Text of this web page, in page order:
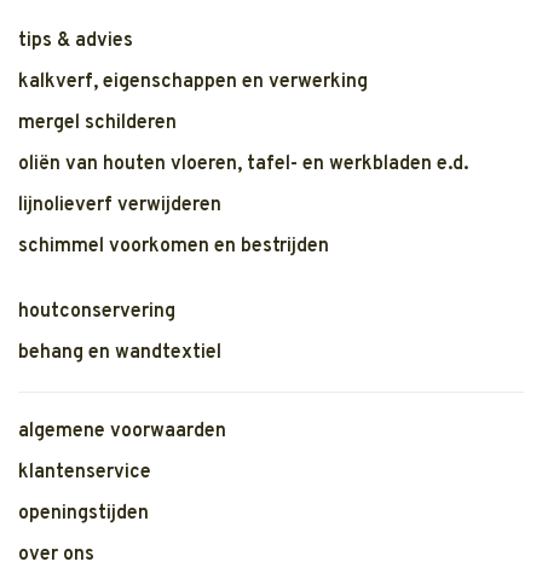
tips & advies
kalkverf, eigenschappen en verwerking
mergel schilderen
oliën van houten vloeren, tafel- en werkbladen e.d.
lijnolieverf verwijderen
schimmel voorkomen en bestrijden
houtconservering
behang en wandtextiel
algemene voorwaarden
klantenservice
openingstijden
over ons